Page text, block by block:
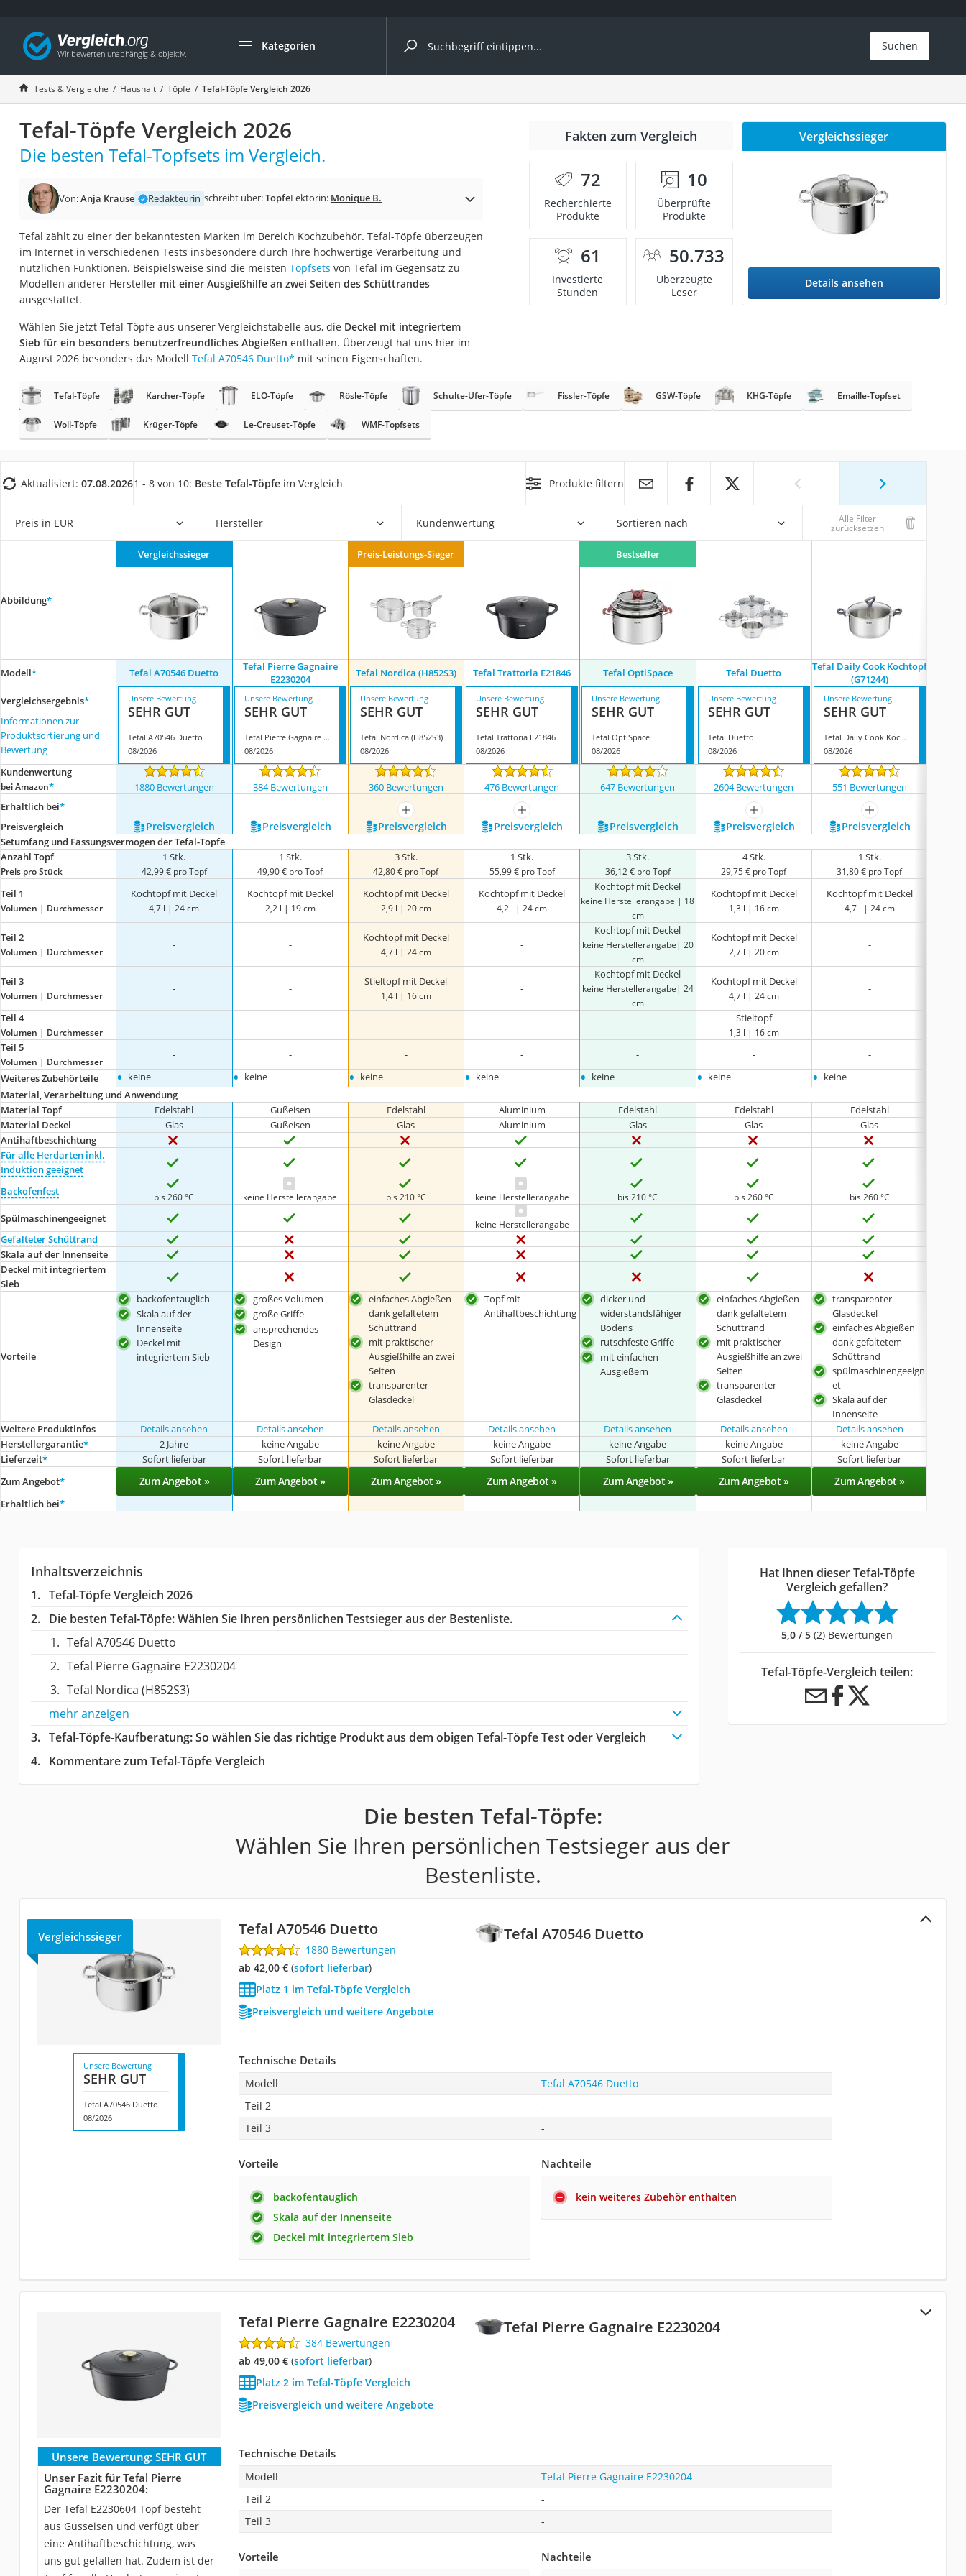
Kategorien
Die beliebtesten Vergleiche nach Kategorie
Haushalt
Wassersprudler
Zentralstaubsauger
Brotbackautomat
Wischroboter
Wäschespinne
Spülmaschinentabs
Akku-Staubsauger
Eierkocher
Saug-Wisch-Roboter
Handstaubsauger
Kondenstrockner
Reiskocher
Ecovacs-Saugroboter
Nespresso-Maschine
Messerschärfer
Suchen
Tests & Vergleiche Haushalt Töpfe Tefal-Töpfe Vergleich 2026
Tefal-Töpfe Vergleich 2026
Die besten Tefal-Topfsets im Vergleich.
Von:Anja Krause Redakteurin schreibt über:TöpfeLektorin: Monique B.
Tefal zählt zu einer der bekanntesten Marken im Bereich Kochzubehör. Tefal-Töpfe überzeugen
im Internet in verschiedenen Tests insbesondere durch Ihre hochwertige Verarbeitung und
nützlichen Funktionen. Beispielsweise sind die meisten Topfsets von Tefal im Gegensatz zu
Modellen anderer Hersteller mit einer Ausgießhilfe an zwei Seiten des Schüttrandes
ausgestattet.
Wählen Sie jetzt Tefal-Töpfe aus unserer Vergleichstabelle aus, die Deckel mit integriertem
Sieb für ein besonders benutzerfreundliches Abgießen enthalten. Überzeugt hat uns hier im
August 2026 besonders das Modell Tefal A70546 Duetto* mit seinen Eigenschaften.
Fakten zum Vergleich
72
Recherchierte
Produkte
10
Überprüfte
Produkte
61
Investierte
Stunden
50.733
Überzeugte
Leser
Vergleichssieger
Details ansehen
Tefal-Töpfe Karcher-Töpfe ELO-Töpfe Rösle-Töpfe Schulte-Ufer-Töpfe Fissler-Töpfe GSW-Töpfe KHG-Töpfe Emaille-Topfset
Woll-Töpfe Krüger-Töpfe Le-Creuset-Töpfe WMF-Topfsets
Aktualisiert: 07.08.20261 - 8 von 10: Beste Tefal-Töpfe im Vergleich Produkte filtern
Preis in EUR Hersteller Kundenwertung Sortieren nach Alle Filter
zurücksetzen
Abbildung*
Vergleichssieger Preis-Leistungs-Sieger Bestseller
Modell* Tefal A70546 Duetto
Tefal Pierre Gagnaire
E2230204
Tefal Nordica (H852S3) Tefal Trattoria E21846 Tefal OptiSpace Tefal Duetto
Tefal Daily Cook Kochtopf
(G71244)
Vergleichsergebnis*
Informationen zur
Produktsortierung und
Bewertung
Unsere Bewertung
SEHR GUT
Tefal A70546 Duetto
08/2026
Unsere Bewertung
SEHR GUT
Tefal Pierre Gagnaire E2230204
08/2026
Unsere Bewertung
SEHR GUT
Tefal Nordica (H852S3)
08/2026
Unsere Bewertung
SEHR GUT
Tefal Trattoria E21846
08/2026
Unsere Bewertung
SEHR GUT
Tefal OptiSpace
08/2026
Unsere Bewertung
SEHR GUT
Tefal Duetto
08/2026
Unsere Bewertung
SEHR GUT
Tefal Daily Cook Kochtopf (G71244)
08/2026
Kundenwertung
bei Amazon* 1880 Bewertungen 384 Bewertungen 360 Bewertungen 476 Bewertungen 647 Bewertungen 2604 Bewertungen 551 Bewertungen
Erhältlich bei*
mehr anzeigen mehr anzeigen mehr anzeigen
mehr anzeigen
Preis­vergleich
Preis­vergleich Preis­vergleich Preis­vergleich Preis­vergleich Preis­vergleich Preis­vergleich Preis­vergleich
Setumfang und Fassungsvermögen der Tefal-Töpfe
Anzahl Topf
Preis pro Stück
1 Stk.
42,99 € pro Topf
1 Stk.
49,90 € pro Topf
3 Stk.
42,80 € pro Topf
1 Stk.
55,99 € pro Topf
3 Stk.
36,12 € pro Topf
4 Stk.
29,75 € pro Topf
1 Stk.
31,80 € pro Topf
Teil 1
Volumen | Durchmesser
Kochtopf mit Deckel
4,7 l | 24 cm
Kochtopf mit Deckel
2,2 l | 19 cm
Kochtopf mit Deckel
2,9 l | 20 cm
Kochtopf mit Deckel
4,2 l | 24 cm
Kochtopf mit Deckel
keine Herstellerangabe | 18
cm
Kochtopf mit Deckel
1,3 l | 16 cm
Kochtopf mit Deckel
4,7 l | 24 cm
Teil 2
Volumen | Durchmesser
- -
Kochtopf mit Deckel
4,7 l | 24 cm
-
Kochtopf mit Deckel
keine Herstellerangabe| 20
cm
Kochtopf mit Deckel
2,7 l | 20 cm
-
Teil 3
Volumen | Durchmesser
- -
Stieltopf mit Deckel
1,4 l | 16 cm
-
Kochtopf mit Deckel
keine Herstellerangabe| 24
cm
Kochtopf mit Deckel
4,7 l | 24 cm
-
Teil 4
Volumen | Durchmesser
- - - - -
Stieltopf
1,3 l | 16 cm
-
Teil 5
Volumen | Durchmesser
- - - - - -
-
Weiteres Zubehörteile
• keine • keine • keine • keine • keine • keine • keine
Material, Verarbeitung und Anwendung
Material Topf
Edelstahl Gußeisen Edelstahl Aluminium Edelstahl Edelstahl
Edelstahl
Material Deckel
Glas Gußeisen Glas Aluminium Glas Glas Glas
Antihaftbeschichtung
Für alle Herdarten inkl.
Induktion geeignet
Backofenfest
bis 260 °C keine Herstellerangabe bis 210 °C keine Herstellerangabe bis 210 °C bis 260 °C bis 260 °C
Spülmaschinengeeignet keine Herstellerangabe
Gefalteter Schüttrand
Skala auf der Innenseite
Deckel mit integriertem
Sieb
Vorteile
backofentauglich
Skala auf der
Innenseite
Deckel mit
integriertem Sieb
großes Volumen
große Griffe
ansprechendes
Design
einfaches Abgießen
dank gefaltetem
Schüttrand
mit praktischer
Ausgießhilfe an zwei
Seiten
transparenter
Glasdeckel
Topf mit
Antihaftbeschichtung
dicker und
widerstandsfähiger
Bodens
rutschfeste Griffe
mit einfachen
Ausgießern
einfaches Abgießen
dank gefaltetem
Schüttrand
mit praktischer
Ausgießhilfe an zwei
Seiten
transparenter
Glasdeckel
transparenter
Glasdeckel
einfaches Abgießen
dank gefaltetem
Schüttrand
spülmaschinengeeign
et
Skala auf der
Innenseite
Weitere Produktinfos Details ansehen Details ansehen Details ansehen Details ansehen Details ansehen Details ansehen
Details ansehen
Herstellergarantie* 2 Jahre keine Angabe keine Angabe keine Angabe keine Angabe keine Angabe keine Angabe
Lieferzeit* Sofort lieferbar Sofort lieferbar Sofort lieferbar Sofort lieferbar Sofort lieferbar Sofort lieferbar Sofort lieferbar
Zum Angebot* Zum Angebot » Zum Angebot » Zum Angebot » Zum Angebot » Zum Angebot » Zum Angebot » Zum Angebot »
Erhältlich bei*
Inhaltsverzeichnis
Tefal-Töpfe Vergleich 2026
Die besten Tefal-Töpfe:Wählen Sie Ihren persönlichen Testsieger aus der Bestenliste.
Tefal A70546 Duetto
Tefal Pierre Gagnaire E2230204
Tefal Nordica (H852S3)
mehr anzeigen
Tefal-Töpfe-Kaufberatung: So wählen Sie das richtige Produkt aus dem obigen Tefal-Töpfe Test oder Vergleich
Kommentare zum Tefal-Töpfe Vergleich
Hat Ihnen dieser Tefal-Töpfe
Vergleich gefallen?
5,0 / 5 (2) Bewertungen
Tefal-Töpfe-Vergleich teilen:
Die besten Tefal-Töpfe:
Wählen Sie Ihren persönlichen Testsieger aus der
Bestenliste.
Tefal A70546 Duetto
Vergleichssieger Tefal A70546 Duetto
1880 Bewertungen
ab 42,00 €( Sofort lieferbar)
Platz 1 im Tefal-Töpfe Vergleich
Preisvergleich und weitere Angebote
Unsere Bewertung
SEHR GUT
Tefal A70546 Duetto
08/2026
Technische Details
Modell
Tefal A70546 Duetto
Teil 2
-
Teil 3
-
Vorteile
backofentauglich
Skala auf der Innenseite
Deckel mit integriertem Sieb
Nachteile
kein weiteres Zubehör enthalten
Tefal Pierre Gagnaire E2230204
Tefal Pierre Gagnaire E2230204
384 Bewertungen
ab 49,00 €( Sofort lieferbar)
Platz 2 im Tefal-Töpfe Vergleich
Preisvergleich und weitere Angebote
Unsere Bewertung: SEHR GUT
Unser Fazit für Tefal Pierre
Gagnaire E2230204:
Der Tefal E2230604 Topf besteht
aus Gusseisen und verfügt über
eine Antihaftbeschichtung, was
uns gut gefallen hat. Zudem ist der
Technische Details
Modell
Tefal Pierre Gagnaire E2230204
Teil 2
-
Teil 3
-
Vorteile Nachteile